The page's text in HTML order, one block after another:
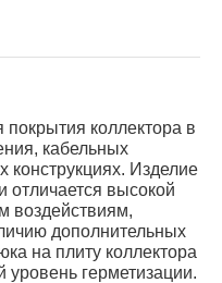
покрытия коллектора в
кабельных
конструкциях. Изделие
высокой
воздействиям,
дополнительных
на плиту коллектора
герметизации.